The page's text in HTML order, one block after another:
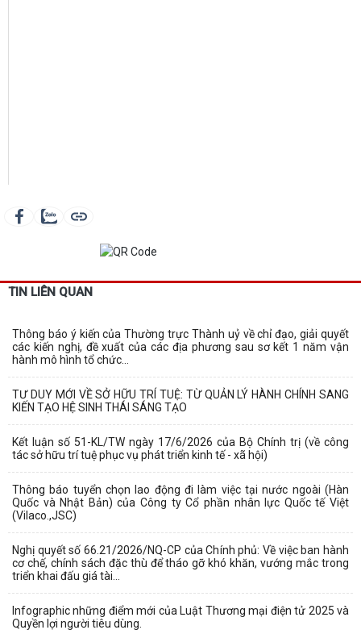
TIN LIÊN QUAN
Thông báo ý kiến của Thường trực Thành uỷ về chỉ đạo, giải quyết
các kiến nghị, đề xuất của các địa phương sau sơ kết 1 năm vận
hành mô hình tổ chức...
TƯ DUY MỚI VỀ SỞ HỮU TRÍ TUỆ: TỪ QUẢN LÝ HÀNH CHÍNH SANG
KIẾN TẠO HỆ SINH THÁI SÁNG TẠO
Kết luận số 51-KL/TW ngày 17/6/2026 của Bộ Chính trị (về công
tác sở hữu trí tuệ phục vụ phát triển kinh tế - xã hội)
Thông báo tuyển chọn lao động đi làm việc tại nước ngoài (Hàn
Quốc và Nhật Bản) của Công ty Cổ phần nhân lực Quốc tế Việt
(Vilaco.,JSC)
Nghị quyết số 66.21/2026/NQ-CP của Chính phủ: Về việc ban hành
cơ chế, chính sách đặc thù để tháo gỡ khó khăn, vướng mắc trong
triển khai đấu giá tài...
Infographic những điểm mới của Luật Thương mại điện tử 2025 và
Quyền lợi người tiêu dùng.